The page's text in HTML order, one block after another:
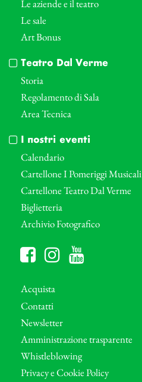
Le aziende e il teatro
Le sale
Art Bonus
Teatro Dal Verme
Storia
Regolamento di Sala
Area Tecnica
I nostri eventi
Calendario
Cartellone I Pomeriggi Musicali
Cartellone Teatro Dal Verme
Biglietteria
Archivio Fotografico
Acquista
Contatti
Newsletter
Amministrazione trasparente
Whistleblowing
Privacy e Cookie Policy